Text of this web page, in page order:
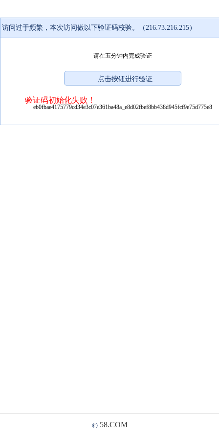
访问过于频繁，本次访问做以下验证码校验。（216.73.216.215）
请在五分钟内完成验证
验证码初始化失败！
eb0fbae4175779cd34e3c07e361ba48a_e8d02fbef8bb438d945fcf9e75d775e8
© 58.COM